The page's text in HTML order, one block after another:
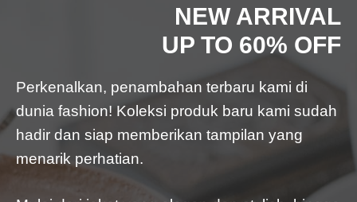
NEW ARRIVAL
UP TO 60% OFF
Perkenalkan, penambahan terbaru kami di
dunia fashion! Koleksi produk baru kami sudah
hadir dan siap memberikan tampilan yang
menarik perhatian.